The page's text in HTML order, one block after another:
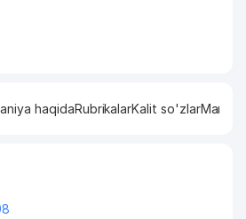
haqidaRubrikalarKalit so'zlarManzil